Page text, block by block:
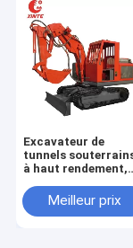
Excavateur de
tunnels
à haut rendement,
économie d'énergie
Meilleur prix